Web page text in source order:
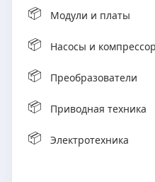
📦 Модули и платы
📦 Насосы и
📦 Преобразователи
📦 Приводная техника
📦 Электротехника